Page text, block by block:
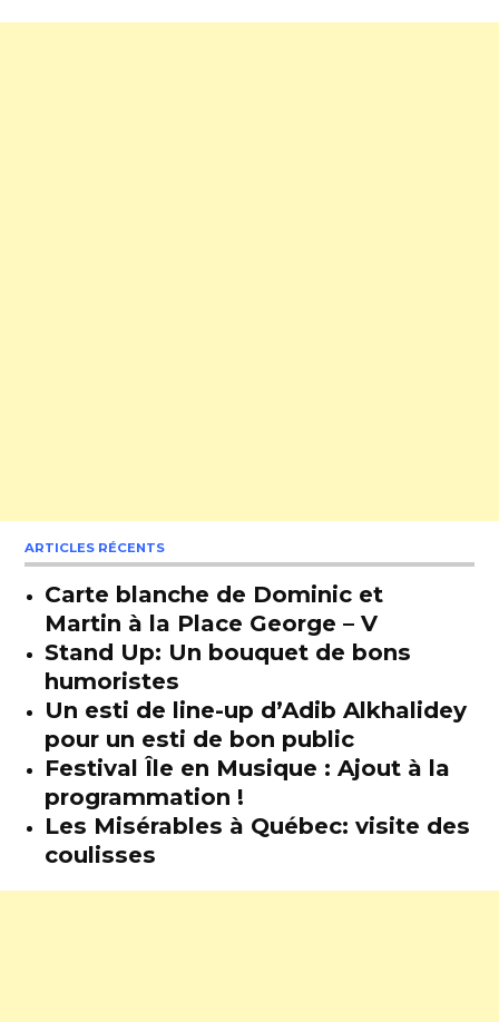
ARTICLES RÉCENTS
Carte blanche de Dominic et
Martin à la Place George – V
Stand Up: Un bouquet de bons
humoristes
Un esti de line-up d’Adib Alkhalidey
pour un esti de bon public
Festival Île en Musique : Ajout à la
programmation !
Les Misérables à Québec: visite des
coulisses